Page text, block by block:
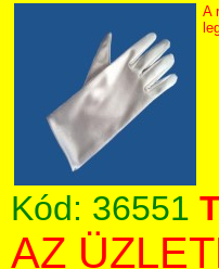
A
Kód: 36551
AZ